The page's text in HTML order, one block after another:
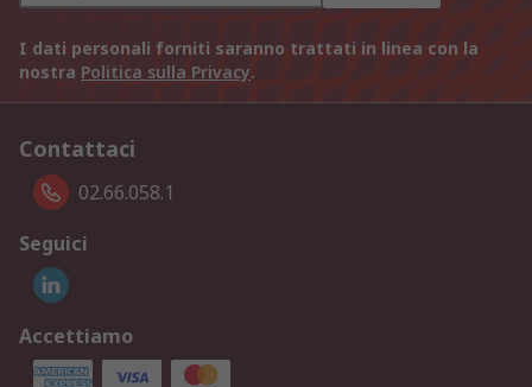
I dati personali forniti saranno trattati in linea con la
nostra Politica sulla Privacy.
Contattaci
02.66.058.1
Seguici
Accettiamo